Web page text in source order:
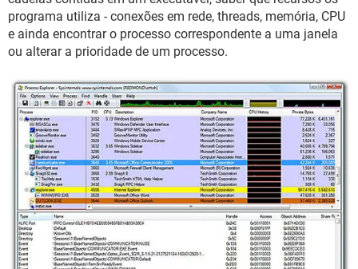
programa utiliza - conexões em rede, threads, memória, CPU
e ainda encontrar o processo correspondente a uma janela
ou alterar a prioridade de um processo.